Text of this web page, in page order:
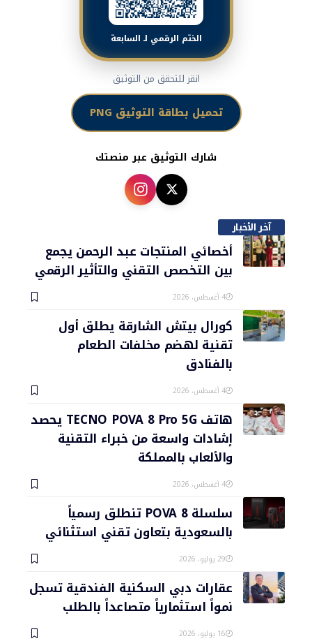
الختم الرقمي لـ السابعة
انقر للتحقق من التوثيق
تحميل بطاقة التوثيق PNG
شارك التوثيق عبر منصتك
آخر الأخبار
أخصائي المنتجات عبد الرحمن يجمع
بين التخصص التقني والتأثير الرقمي
4 أغسطس، 2026
كورال بيتش الشارقة يطلق أول
تقنية لهضم مخلفات الطعام
بالفنادق
4 أغسطس، 2026
هاتف TECNO POVA 8 Pro 5G يحصد
إشادات واسعة من خبراء التقنية
والألعاب بالمملكة
4 أغسطس، 2026
سلسلة POVA 8 تنطلق رسمياً
بالسعودية بتعاون تقني استثنائي
29 يوليو، 2026
عقارات دبي السكنية الفندقية تسجل
نمواً استثمارياً متصاعداً بالطلب
16 يوليو، 2026